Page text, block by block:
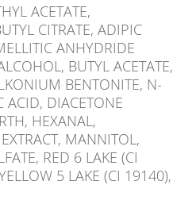
ACETATE,
CITRATE, ADIPIC
ANHYDRIDE
BUTYL ACETATE,
BENTONITE, N-
ACID, DIACETONE
HEXANAL,
MANNITOL,
RED 6 LAKE (CI
5 LAKE (CI 19140),